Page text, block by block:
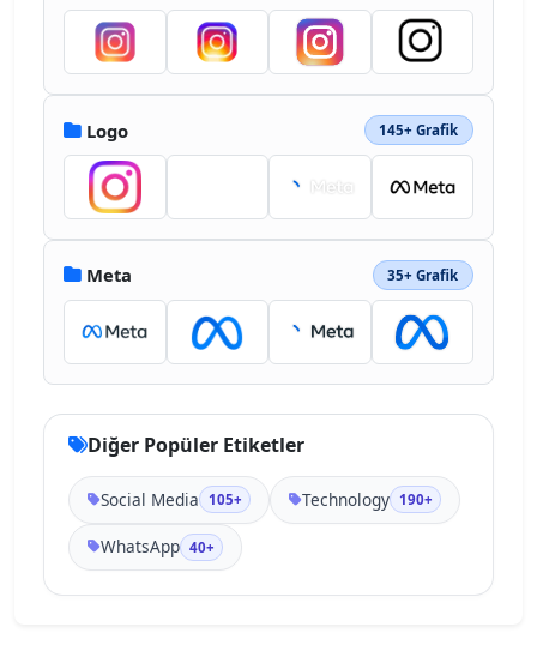
Logo 145+ Grafik
Meta 35+ Grafik
Diğer Popüler Etiketler
Social Media 105+ Technology 190+
WhatsApp 40+